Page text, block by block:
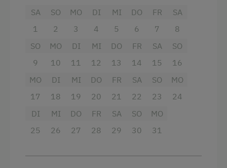
Aussicht auf eine Berglandschaft
Doppelbett
SA
1
SO
2
MO
3
DI
4
MI
5
DO
6
FR
7
SA
8
SO
9
MO
10
DI
11
MI
12
DO
13
FR
14
SA
15
SO
16
MO
17
DI
18
MI
19
DO
20
FR
21
SA
22
SO
23
MO
24
DI
25
MI
26
DO
27
FR
28
SA
29
SO
30
MO
31